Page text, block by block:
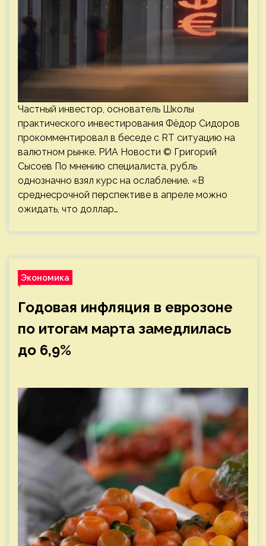
Частный инвестор, основатель Школы
практического инвестирования Фёдор Сидоров
прокомментировал в беседе с RT ситуацию на
валютном рынке. РИА Новости © Григорий
Сысоев По мнению специалиста, рубль
однозначно взял курс на ослабление. «В
среднесрочной перспективе в апреле можно
ожидать, что доллар…
Экономика
Годовая инфляция в еврозоне
по итогам марта замедлилась
до 6,9%